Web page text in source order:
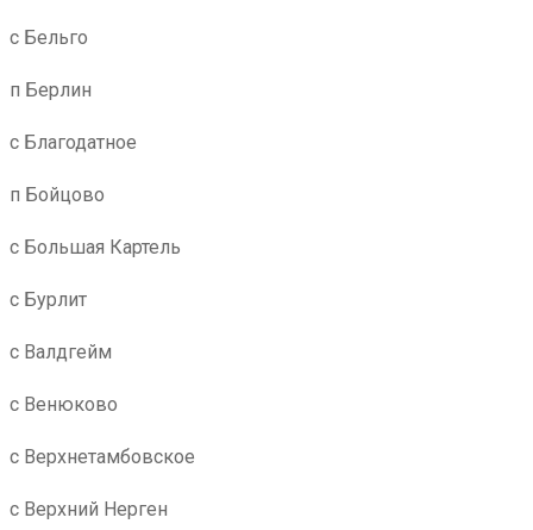
с Бельго
п Берлин
с Благодатное
п Бойцово
с Большая Картель
с Бурлит
с Валдгейм
с Венюково
с Верхнетамбовское
с Верхний Нерген